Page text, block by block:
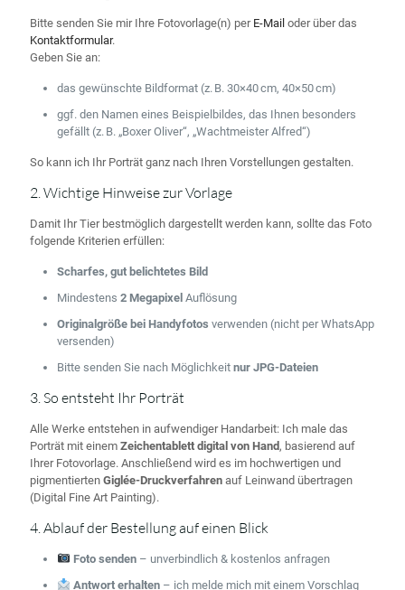
Bitte senden Sie mir Ihre Fotovorlage(n) per E-Mail oder über das
Kontaktformular.
Geben Sie an:
das gewünschte Bildformat (z. B. 30×40 cm, 40×50 cm)
ggf. den Namen eines Beispielbildes, das Ihnen besonders
gefällt (z. B. „Boxer Oliver“, „Wachtmeister Alfred“)
So kann ich Ihr Porträt ganz nach Ihren Vorstellungen gestalten.
2. Wichtige Hinweise zur Vorlage
Damit Ihr Tier bestmöglich dargestellt werden kann, sollte das Foto
folgende Kriterien erfüllen:
Scharfes, gut belichtetes Bild
Mindestens 2 Megapixel Auflösung
Originalgröße bei Handyfotos verwenden (nicht per WhatsApp
versenden)
Bitte senden Sie nach Möglichkeit nur JPG-Dateien
3. So entsteht Ihr Porträt
Alle Werke entstehen in aufwendiger Handarbeit: Ich male das
Porträt mit einem Zeichentablett digital von Hand, basierend auf
Ihrer Fotovorlage. Anschließend wird es im hochwertigen und
pigmentierten Giglée-Druckverfahren auf Leinwand übertragen
(Digital Fine Art Painting).
4. Ablauf der Bestellung auf einen Blick
Foto senden– unverbindlich & kostenlos anfragen
Antwort erhalten– ich melde mich mit einem Vorschlag